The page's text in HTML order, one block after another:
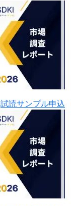
試読サンプル申込